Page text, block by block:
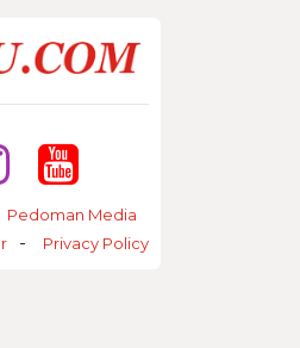
Pedoman Media
Privacy Policy